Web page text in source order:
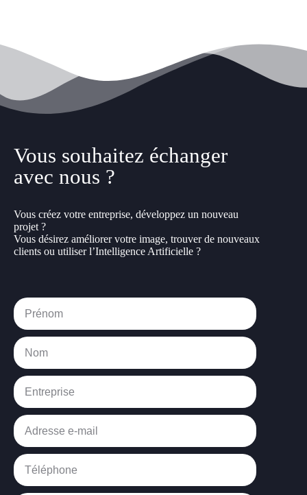
Vous souhaitez échanger
avec nous ?
Vous créez votre entreprise, développez un nouveau
projet ?
Vous désirez améliorer votre image, trouver de nouveaux
clients ou utiliser l’Intelligence Artificielle ?